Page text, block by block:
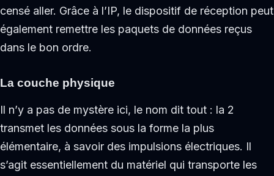
censé aller. Grâce à l’IP, le dispositif de réception peut
également remettre les paquets de données reçus
dans le bon ordre.
La couche physique
Il n’y a pas de mystère ici, le nom dit tout : la 2
transmet les données sous la forme la plus
élémentaire, à savoir des impulsions électriques. Il
s’agit essentiellement du matériel qui transporte les